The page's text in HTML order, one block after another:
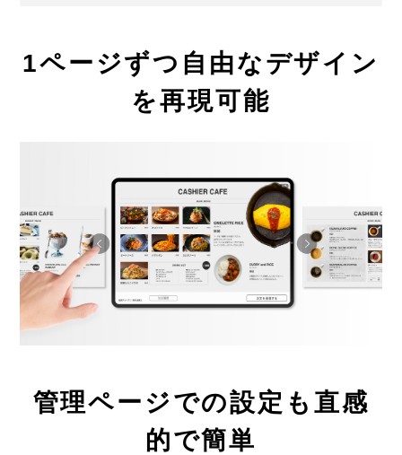
1ページずつ自由なデザイン
を再現可能
管理ページでの設定も直感
的で簡単